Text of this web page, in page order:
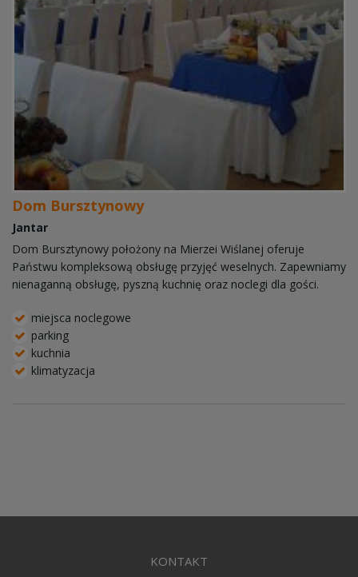
Dom Bursztynowy
Jantar
Dom Bursztynowy położony na Mierzei Wiślanej oferuje
Państwu kompleksową obsługę przyjęć weselnych. Zapewniamy
nienaganną obsługę, pyszną kuchnię oraz noclegi dla gości.
miejsca noclegowe
parking
kuchnia
klimatyzacja
KONTAKT